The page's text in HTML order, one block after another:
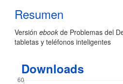
principal
del
artículo
Resumen
Versión ebook de Problemas del
tabletas y teléfonos inteligentes
Downloads